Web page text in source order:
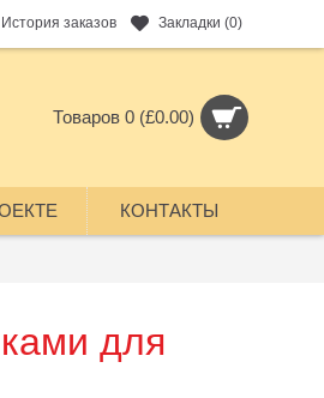
История заказов Закладки (0)
Товаров 0 (£0.00)
КОНТАКТЫ
для